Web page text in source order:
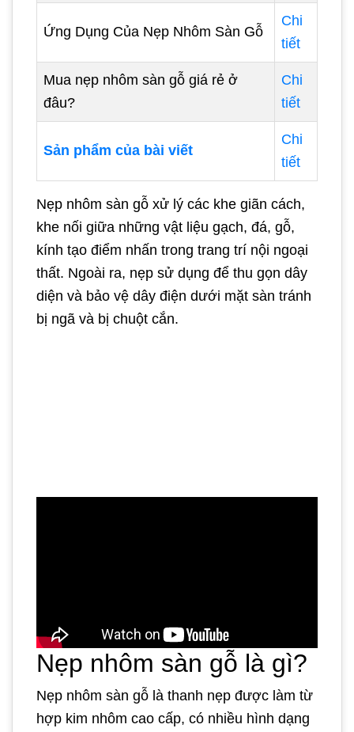
Ứng Dụng Của Nẹp Nhôm Sàn Gỗ
Chi
tiết
Mua nẹp nhôm sàn gỗ giá rẻ ở
đâu?
Chi
tiết
Sản phẩm của bài viết
Chi
tiết
Nẹp nhôm sàn gỗ xử lý các khe giãn cách,
khe nối giữa những vật liệu gạch, đá, gỗ,
kính tạo điểm nhấn trong trang trí nội ngoại
thất. Ngoài ra, nẹp sử dụng để thu gọn dây
diện và bảo vệ dây điện dưới mặt sàn tránh
bị ngã và bị chuột cắn.
Nẹp nhôm sàn gỗ là gì?
Nẹp nhôm sàn gỗ là thanh nẹp được làm từ
hợp kim nhôm cao cấp, có nhiều hình dạng